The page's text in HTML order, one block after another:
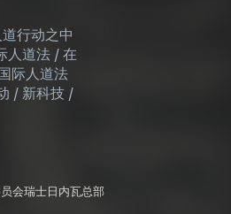
道行动之中
人道法 / 在
际人道法
/ 新科技 /
会瑞士日内瓦总部